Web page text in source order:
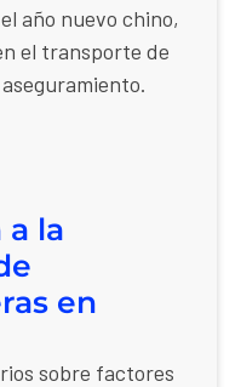
año nuevo chino,
el transporte de
la
en
sobre factores